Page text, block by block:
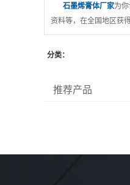
石墨烯膏体厂家为
资料等，在全国地区获
分类：
推荐产品